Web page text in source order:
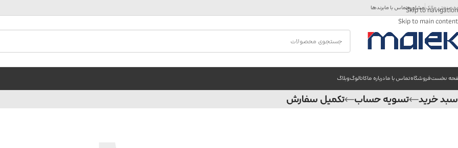
Skip to navigation
Skip to main content
صنعتی مالکمشاورهتماس با مابرندها
نخستفروشگاهتماس با مادرباره ماکاتالوگوبلاگ
سبد خرید تسویه حساب تکمیل سفارش